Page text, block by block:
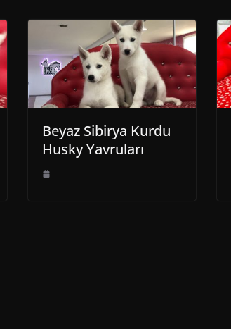
Beyaz Sibirya Kurdu
Husky Yavruları